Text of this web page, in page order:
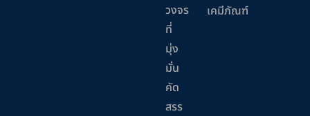
วงจร
ที่
มุ่ง
มั่น
คัด
สรร
เคมีภัณฑ์